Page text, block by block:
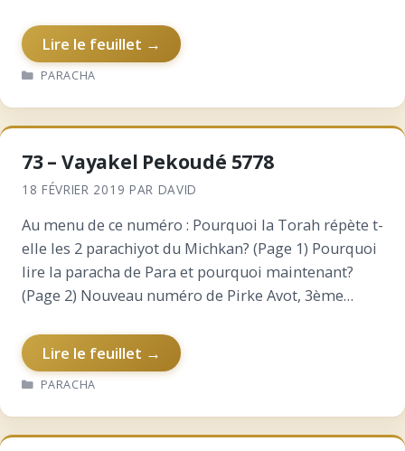
Lire le feuillet →
CATÉGORIES
PARACHA
73 – Vayakel Pekoudé 5778
18 FÉVRIER 2019 PAR DAVID
Au menu de ce numéro : Pourquoi la Torah répète t-
elle les 2 parachiyot du Michkan? (Page 1) Pourquoi
lire la paracha de Para et pourquoi maintenant?
(Page 2) Nouveau numéro de Pirke Avot, 3ème
Lire le feuillet →
CATÉGORIES
PARACHA